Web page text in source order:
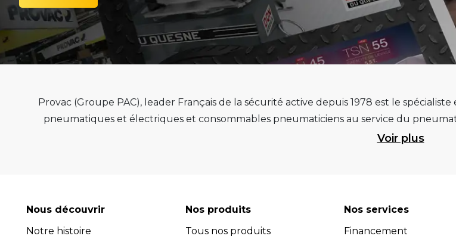
Provac (Groupe PAC), leader Français de la sécurité active depuis 1978 est le
pneumatiques et électriques et consommables pneumaticiens au service du
de qualité, de pérennité et d’avance technologique pour
optimiser l'efficacité et la productivité de votre atelier. Retrouvez une sélection de
Avec plus de 45 ans d’expérience, PROVAC dispose d’un service après-vente
Voir plus
Nous découvrir
Notre histoire
Nos produits
Tous nos produits
Nos services
Financement